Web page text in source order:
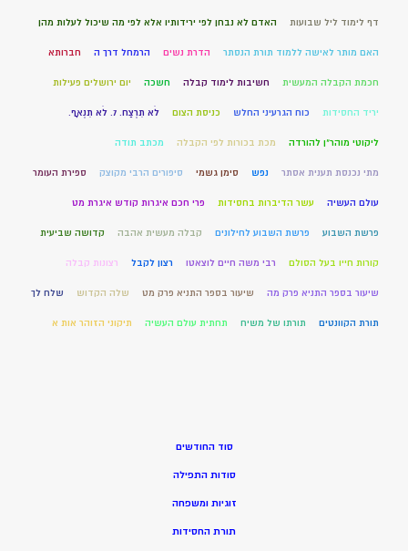
דף לימוד ליל שבועות האדם לא נבחן לפי ירידותיו אלא לפי מה שיכול לעלות מהן
האם מותר לאישה ללמוד תורת הנסתר הדרת נשים הרמחל דרך ה חברותא
חכמת הקבלה המעשית חשיבות לימוד קבלה חשכה יום ירושלים פעילות
יריד החסידות כוח הגרעיני החלש כניסת הצום לֹא תִרְצַח. 7. לֹא תִנְאָף.
ליקוטי מוהר"ן להורדה מכת בכורות לפי הקבלה מכתב תודה
מתי נכנסת תענית אסתר נפש סימן גשמי סיפורים הרבי מקוצק ספירת העומר
עולם העשיה עשר הדיברות בחסידות פרי חכם איגרות קודש איגרת מט
פרשת השבוע פרשת השבוע לחילונים קבלה מעשית אהבה קדושה שביעית
קורות חייו בעל הסולם רבי משה חיים לוצאטו רצון לקבל רצונות קבלה
שיעור בספר התניא פרק מה שיעור בספר התניא פרק מט שלה הקדוש שלח לך
תורת הקוונטים תורתו של משיח תחתית עולם העשיה תיקוני הזוהר אות א
סוד החודשים
סודות התפילה
זוגיות ומשפחה
תורת החסידות